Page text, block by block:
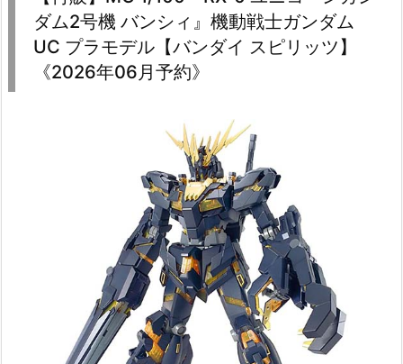
ダム2号機 バンシィ』機動戦士ガンダム
UC プラモデル【バンダイ スピリッツ】
《2026年06月予約》